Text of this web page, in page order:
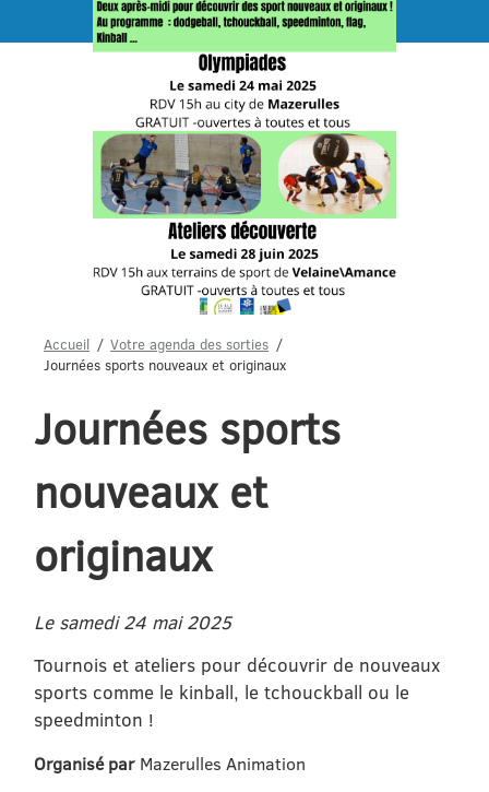
Menu
Accueil
Votre agenda des sorties
Journées sports nouveaux et originaux
Journées sports
nouveaux et
originaux
Le samedi 24 mai 2025
Tournois et ateliers pour découvrir de nouveaux
sports comme le kinball, le tchouckball ou le
speedminton !
Organisé par Mazerulles Animation